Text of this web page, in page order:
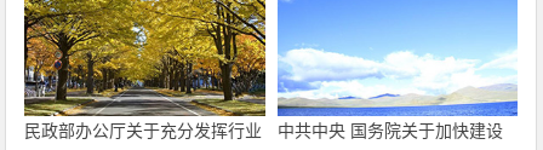
民政部办公厅关于充分发挥行业
中共中央 国务院关于加快建设